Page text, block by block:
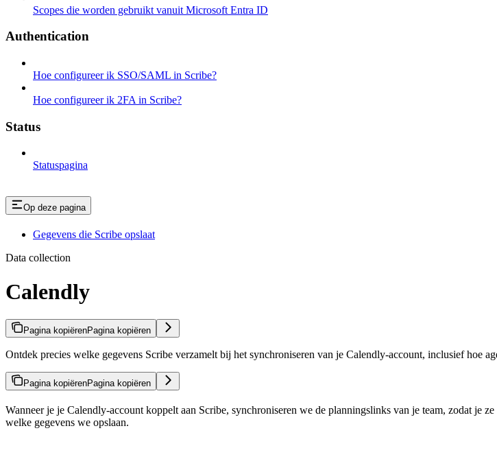
Scopes die worden gebruikt vanuit Microsoft Entra ID
Authentication
Hoe configureer ik SSO/SAML in Scribe?
Hoe configureer ik 2FA in Scribe?
Status
Statuspagina
Op deze pagina
Gegevens die Scribe opslaat
Data collection
Calendly
Pagina kopiërenPagina kopiëren
Ontdek precies welke gegevens Scribe verzamelt bij het synchroniseren van je Calendly-account, inclusief hoe
Pagina kopiërenPagina kopiëren
Wanneer je je Calendly-account koppelt aan Scribe, synchroniseren we de planningslinks van je team, zodat je
welke gegevens we opslaan.